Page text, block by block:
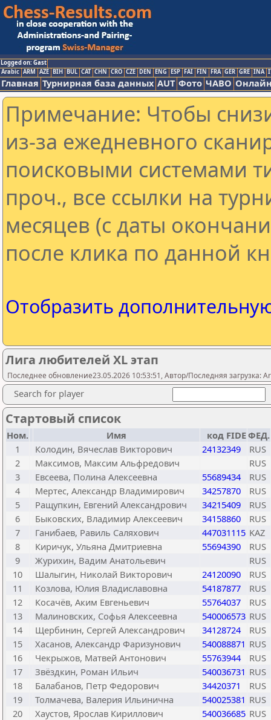
Logged on: Gast
Arabic ARM AZE BIH BUL CAT CHN CRO CZE DEN ENG ESP FAI FIN FRA GER GRE INA
Главная Турнирная база данных AUT Фото ЧАВО
Примечание: Чтобы
из-за ежедневного
поисковыми системами
проч., все ссылки на
месяцев (с даты
после клика по данной
Отобразить
Лига любителей XL этап
Последнее обновление23.05.2026 10:53:51, Автор/Последняя загрузка:
Search for player
Стартовый список
Ном. Имя код FIDEФЕД.
1
Колодин, Вячеслав Викторович 24132349
RUS
2
Максимов, Максим Альфредович
RUS
3
Евсеева, Полина Алексеевна 55689434
RUS
4
Мертес, Александр Владимирович 34257870
RUS
5
Ращупкин, Евгений Александрович 34215409
RUS
6
Быковских, Владимир Алексеевич 34158860
RUS
7
Ганибаев, Равиль Саляхович 447031115 KAZ
8
Киричук, Ульяна Дмитриевна 55694390
RUS
9
Журихин, Вадим Анатольевич
RUS
10
Шалыгин, Николай Викторович 24120090
RUS
11
Козлова, Юлия Владиславовна 54187877
RUS
12
Косачёв, Аким Евгеньевич 55764037
RUS
13
Малиновских, Софья Алексеевна 540006573 RUS
14
Щербинин, Сергей Александрович 34128724
RUS
15
Хасанов, Александр Фаризунович 540088871 RUS
16
Чекрыжов, Матвей Антонович 55763944
RUS
17
Звёздкин, Роман Ильич 540036731 RUS
18
Балабанов, Петр Федорович 34420371
RUS
19
Толмачева, Валерия Ильинична 540025381 RUS
20
Хаустов, Ярослав Кириллович 540036685 RUS